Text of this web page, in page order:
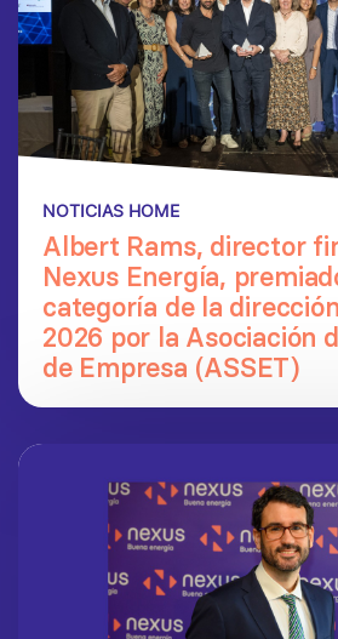
NOTICIAS HOME
Albert Rams, director
Nexus Energía,
categoría de la
2026 por la Asociación
de Empresa (ASSET)